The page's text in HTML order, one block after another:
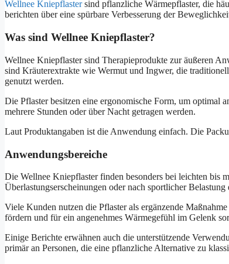
Wellnee Kniepflastersind pflanzliche Wärmepflaster, die
berichten über eine spürbare Verbesserung der
Was sind Wellnee Kniepflaster?
Wellnee Kniepflaster sind Therapieprodukte zur äußeren
sind Kräuterextrakte wie Wermut und Ingwer, die
genutzt werden.
Die Pflaster besitzen eine ergonomische Form, um optimal
mehrere Stunden oder über Nacht getragen werden.
Laut Produktangaben ist die Anwendung einfach. Die
Anwendungsbereiche
Die Wellnee Kniepflaster finden besonders bei leichten bis
Überlastungserscheinungen oder nach sportlicher Belastung
Viele Kunden nutzen die Pflaster als ergänzende
fördern und für ein angenehmes Wärmegefühl im Gelenk
Einige Berichte erwähnen auch die unterstützende
primär an Personen, die eine pflanzliche Alternative zu